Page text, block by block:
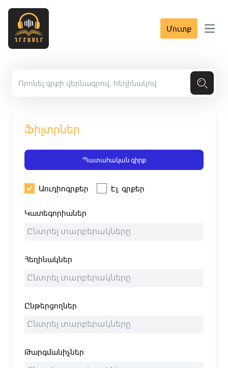
Մուտք Open
Ֆիլտրներ
Պատահական գիրք
Աուդիոգրքեր Էլ. գրքեր
Կատեգորիաներ
Հեղինակներ
Ընթերցողներ
Թարգմանիչներ